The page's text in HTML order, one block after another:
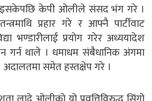
केपी ओलीले संसद भंग गरे ।
प्रहार गरे र आफ्नै पार्टीवाट
भण्डारीलाई प्रयोग गरेर अध्ययादेश
गर्न थाले । धमाधम संबैधानिक अंगमा
समेत हस्तक्षेप गरे ।